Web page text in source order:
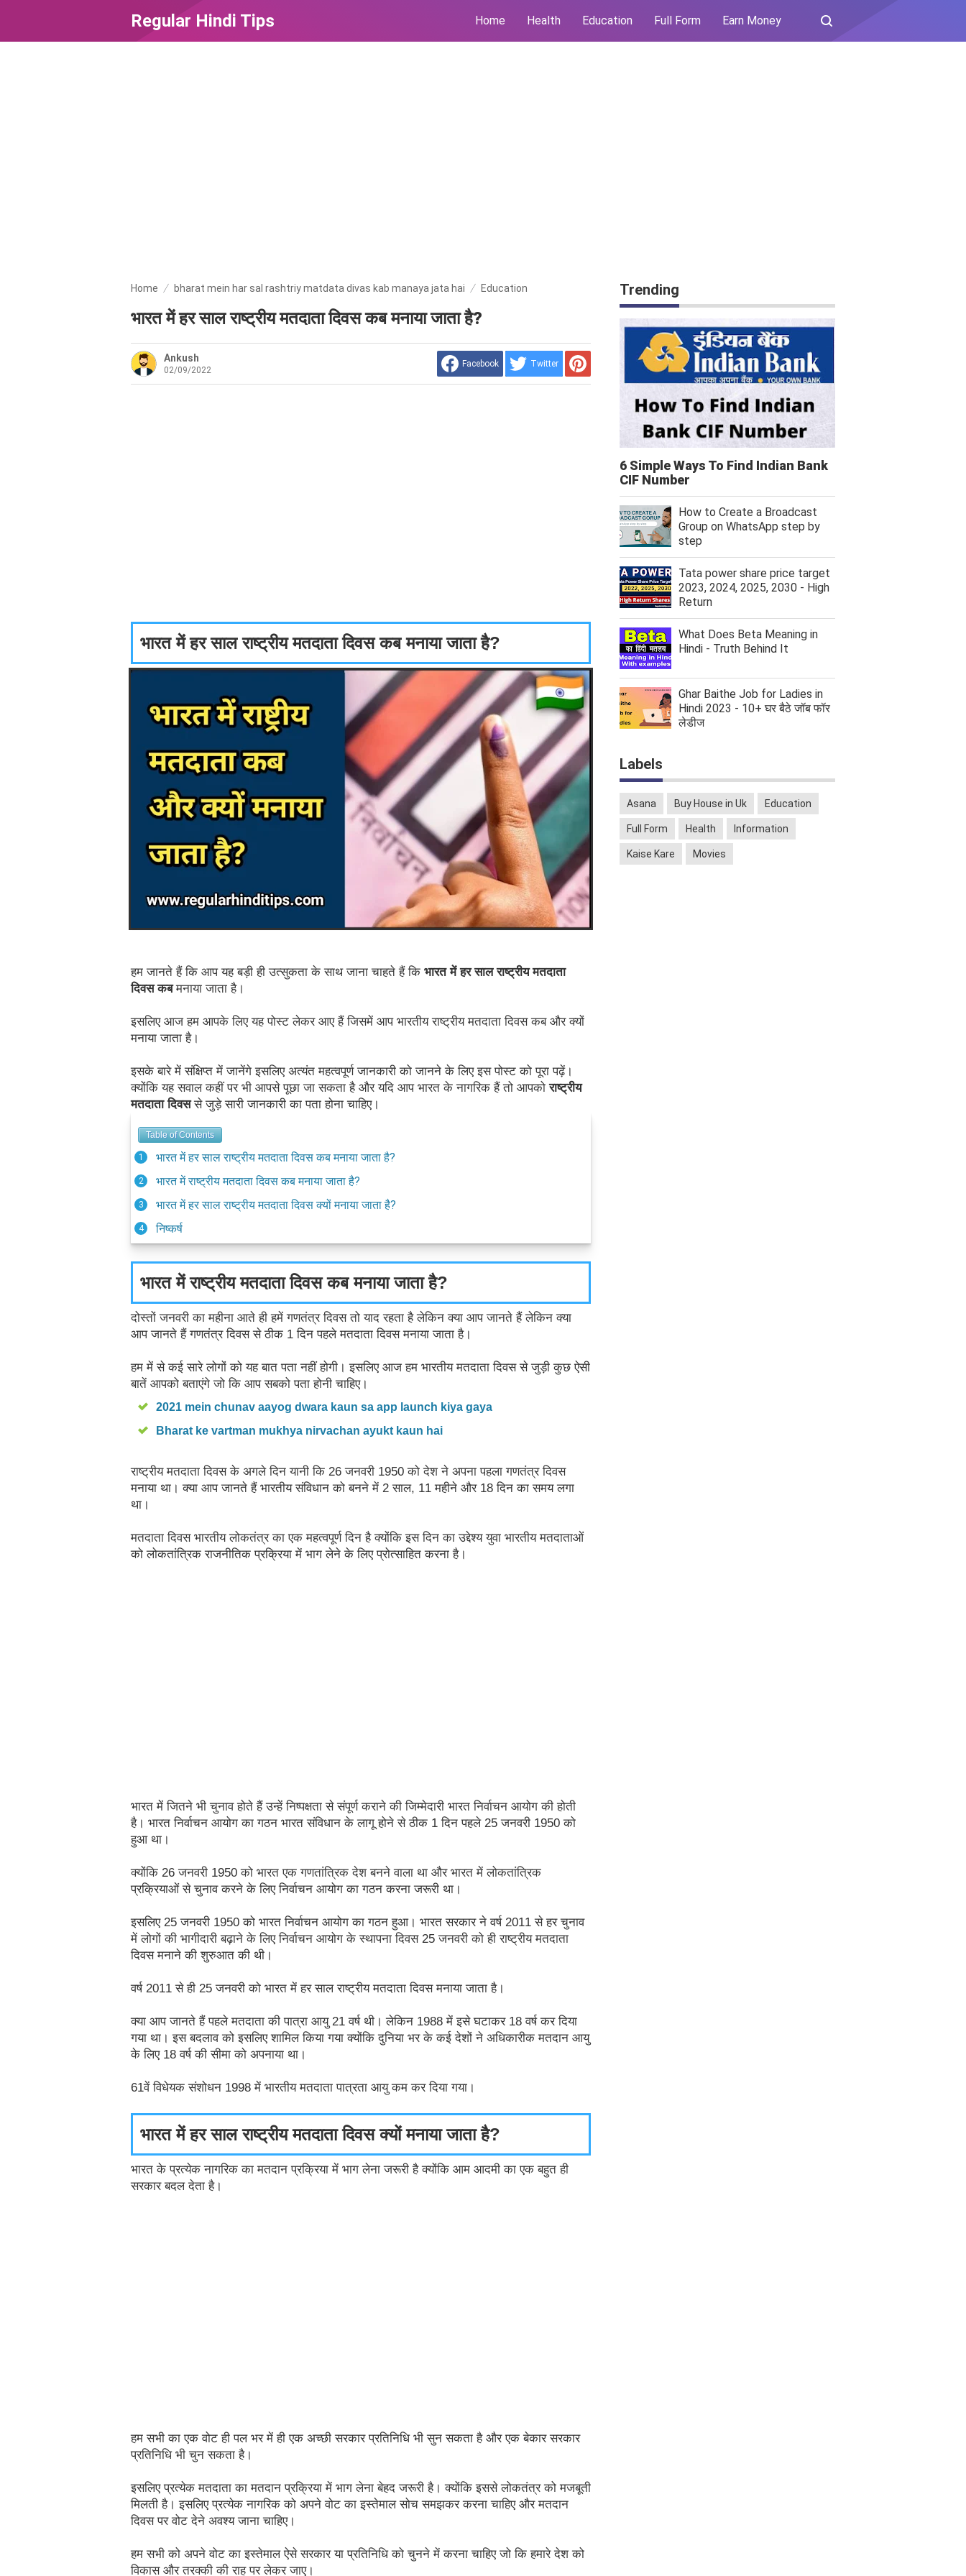
Regular Hindi Tips Home Health Education Full Form Earn Money
Home bharat mein har sal rashtriy matdata divas kab manaya jata hai Education
भारत में हर साल राष्ट्रीय मतदाता दिवस कब मनाया जाता है?
Ankush
02/09/2022
Facebook Twitter
भारत में हर साल राष्ट्रीय मतदाता दिवस कब मनाया जाता है?
हम जानते हैं कि आप यह बड़ी ही उत्सुकता के साथ जाना चाहते हैं कि भारत में हर साल राष्ट्रीय मतदाता
दिवस कब मनाया जाता है।
इसलिए आज हम आपके लिए यह पोस्ट लेकर आए हैं जिसमें आप भारतीय राष्ट्रीय मतदाता दिवस कब और क्यों
मनाया जाता है।
इसके बारे में संक्षिप्त में जानेंगे इसलिए अत्यंत महत्वपूर्ण जानकारी को जानने के लिए इस पोस्ट को पूरा पढ़ें।
क्योंकि यह सवाल कहीं पर भी आपसे पूछा जा सकता है और यदि आप भारत के नागरिक हैं तो आपको राष्ट्रीय
मतदाता दिवस से जुड़े सारी जानकारी का पता होना चाहिए।
Table of Contents
भारत में हर साल राष्ट्रीय मतदाता दिवस कब मनाया जाता है?
भारत में राष्ट्रीय मतदाता दिवस कब मनाया जाता है?
भारत में हर साल राष्ट्रीय मतदाता दिवस क्यों मनाया जाता है?
निष्कर्ष
भारत में राष्ट्रीय मतदाता दिवस कब मनाया जाता है?
दोस्तों जनवरी का महीना आते ही हमें गणतंत्र दिवस तो याद रहता है लेकिन क्या आप जानते हैं लेकिन क्या
आप जानते हैं गणतंत्र दिवस से ठीक 1 दिन पहले मतदाता दिवस मनाया जाता है।
हम में से कई सारे लोगों को यह बात पता नहीं होगी। इसलिए आज हम भारतीय मतदाता दिवस से जुड़ी कुछ ऐसी
बातें आपको बताएंगे जो कि आप सबको पता होनी चाहिए।
2021 mein chunav aayog dwara kaun sa app launch kiya gaya
Bharat ke vartman mukhya nirvachan ayukt kaun hai
राष्ट्रीय मतदाता दिवस के अगले दिन यानी कि 26 जनवरी 1950 को देश ने अपना पहला गणतंत्र दिवस
मनाया था। क्या आप जानते हैं भारतीय संविधान को बनने में 2 साल, 11 महीने और 18 दिन का समय लगा
था।
मतदाता दिवस भारतीय लोकतंत्र का एक महत्वपूर्ण दिन है क्योंकि इस दिन का उद्देश्य युवा भारतीय मतदाताओं
को लोकतांत्रिक राजनीतिक प्रक्रिया में भाग लेने के लिए प्रोत्साहित करना है।
भारत में जितने भी चुनाव होते हैं उन्हें निष्पक्षता से संपूर्ण कराने की जिम्मेदारी भारत निर्वाचन आयोग की होती
है। भारत निर्वाचन आयोग का गठन भारत संविधान के लागू होने से ठीक 1 दिन पहले 25 जनवरी 1950 को
हुआ था।
क्योंकि 26 जनवरी 1950 को भारत एक गणतांत्रिक देश बनने वाला था और भारत में लोकतांत्रिक
प्रक्रियाओं से चुनाव करने के लिए निर्वाचन आयोग का गठन करना जरूरी था।
इसलिए 25 जनवरी 1950 को भारत निर्वाचन आयोग का गठन हुआ। भारत सरकार ने वर्ष 2011 से हर चुनाव
में लोगों की भागीदारी बढ़ाने के लिए निर्वाचन आयोग के स्थापना दिवस 25 जनवरी को ही राष्ट्रीय मतदाता
दिवस मनाने की शुरुआत की थी।
वर्ष 2011 से ही 25 जनवरी को भारत में हर साल राष्ट्रीय मतदाता दिवस मनाया जाता है।
क्या आप जानते हैं पहले मतदाता की पात्रा आयु 21 वर्ष थी। लेकिन 1988 में इसे घटाकर 18 वर्ष कर दिया
गया था। इस बदलाव को इसलिए शामिल किया गया क्योंकि दुनिया भर के कई देशों ने अधिकारीक मतदान आयु
के लिए 18 वर्ष की सीमा को अपनाया था।
61वें विधेयक संशोधन 1998 में भारतीय मतदाता पात्रता आयु कम कर दिया गया।
भारत में हर साल राष्ट्रीय मतदाता दिवस क्यों मनाया जाता है?
भारत के प्रत्येक नागरिक का मतदान प्रक्रिया में भाग लेना जरूरी है क्योंकि आम आदमी का एक बहुत ही
सरकार बदल देता है।
हम सभी का एक वोट ही पल भर में ही एक अच्छी सरकार प्रतिनिधि भी सुन सकता है और एक बेकार सरकार
प्रतिनिधि भी चुन सकता है।
इसलिए प्रत्येक मतदाता का मतदान प्रक्रिया में भाग लेना बेहद जरूरी है। क्योंकि इससे लोकतंत्र को मजबूती
मिलती है। इसलिए प्रत्येक नागरिक को अपने वोट का इस्तेमाल सोच समझकर करना चाहिए और मतदान
दिवस पर वोट देने अवश्य जाना चाहिए।
हम सभी को अपने वोट का इस्तेमाल ऐसे सरकार या प्रतिनिधि को चुनने में करना चाहिए जो कि हमारे देश को
विकास और तरक्की की राह पर लेकर जाए।
Trending
6 Simple Ways To Find Indian Bank
CIF Number
How to Create a Broadcast
Group on WhatsApp step by
step
Tata power share price target
2023, 2024, 2025, 2030 - High
Return
What Does Beta Meaning in
Hindi - Truth Behind It
Ghar Baithe Job for Ladies in
Hindi 2023 - 10+ घर बैठे जॉब फॉर
लेडीज
Labels
Asana Buy House in Uk Education
Full Form Health Information
Kaise Kare Movies